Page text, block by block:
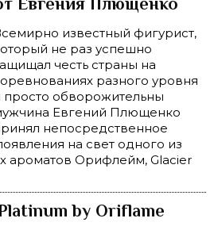
известный фигурист,
не раз успешно
честь страны на
разного уровня
просто обворожительны
Евгений Плющенко
непосредственное
на свет одного из
ароматов Орифлейм, Glacier
by Oriflame